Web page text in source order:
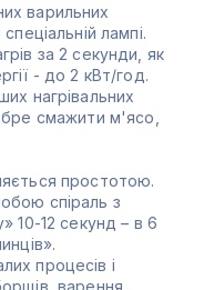
варильних
лампі.
за 2 секунди, як
- до 2 кВт/год.
нагрівальних
смажити м'ясо,
простотою.
спіраль з
10-12 секунд – в 6
процесів і
варення,